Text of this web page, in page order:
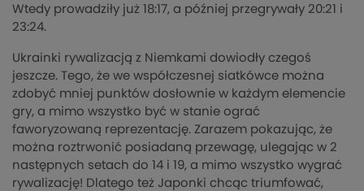
Wtedy prowadziły już 18:17, a później przegrywały 20:21 i
23:24.
Ukrainki rywalizacją z Niemkami dowiodły czegoś
jeszcze. Tego, że we współczesnej siatkówce można
zdobyć mniej punktów dosłownie w każdym elemencie
gry, a mimo wszystko być w stanie ograć
faworyzowaną reprezentację. Zarazem pokazując, że
można roztrwonić posiadaną przewagę, ulegając w 2
następnych setach do 14 i 19, a mimo wszystko wygrać
rywalizację! Dlatego też Japonki chcąc triumfować,